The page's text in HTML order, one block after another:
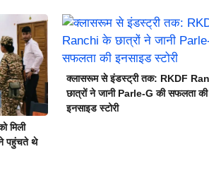
मिली
पहुंचते थे
क्लासरूम से इंडस्ट्री तक: RKDF
छात्रों ने जानी Parle-G की सफलता की
इनसाइड स्टोरी